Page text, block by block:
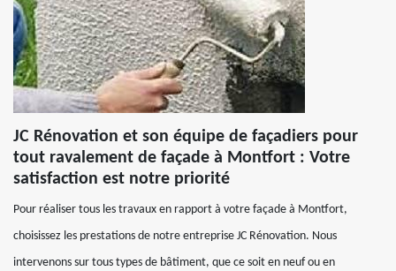
JC Rénovation et son équipe de façadiers pour
tout ravalement de façade à Montfort : Votre
satisfaction est notre priorité
Pour réaliser tous les travaux en rapport à votre façade à Montfort,
choisissez les prestations de notre entreprise JC Rénovation. Nous
intervenons sur tous types de bâtiment, que ce soit en neuf ou en